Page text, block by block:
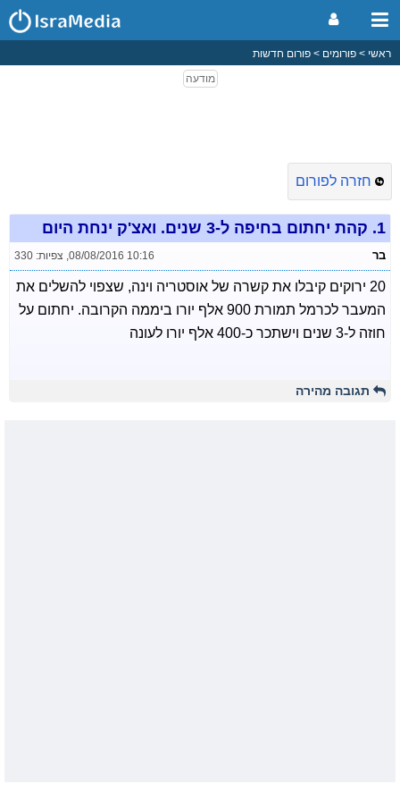
ראשי פורומים פורום חדשות
חזרה לפורום
1. קהת יחתום בחיפה ל-3 שנים. ואצ'ק ינחת היום
בר 08/08/2016 10:16
, צפיות: 330
20 ירוקים קיבלו את קשרה של אוסטריה וינה, שצפוי להשלים את
המעבר לכרמל תמורת 900 אלף יורו ביממה הקרובה. יחתום על
חוזה ל-3 שנים וישתכר כ-400 אלף יורו לעונה
תגובה מהירה